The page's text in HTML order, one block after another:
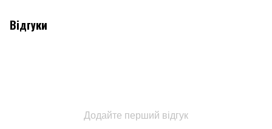
Відгуки
Додайте перший відгук